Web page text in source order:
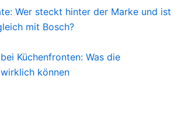
Wer steckt hinter der Marke und ist
mit Bosch?
Küchenfronten: Was die
können